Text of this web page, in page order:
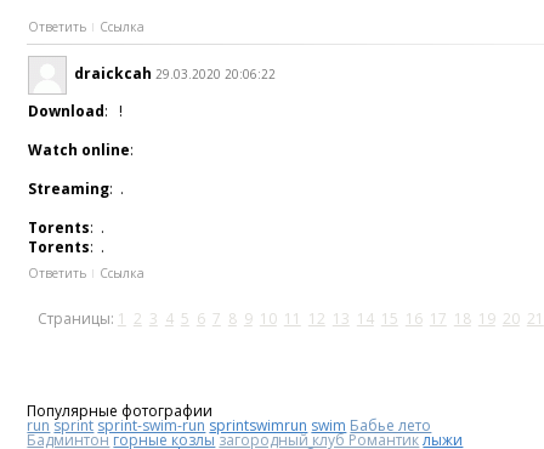
Ответить Ссылка
draickcah 29.03.2020 20:06:22
Download: !
Watch online:
Streaming: .
Torents: .
Torents: .
Ответить Ссылка
Страницы: 1 2 3 4 5 6 7 8 9 10 11 12 13 14 15 16 17 18 19 20 21
Популярные фотографии
run sprint sprint-swim-run sprintswimrun swim Бабье лето
Бадминтонгорные козлы загородный клуб Романтиклыжи